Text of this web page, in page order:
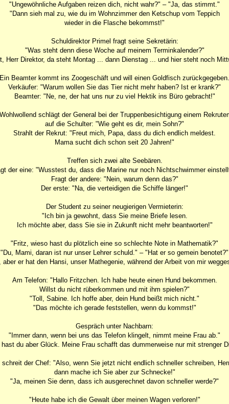
"Ungewöhnliche Aufgaben reizen dich, nicht wahr?" – "Ja, das stimmt."
"Dann sieh mal zu, wie du im Wohnzimmer den Ketschup vom Teppich
wieder in die Flasche bekommst!"
Schuldirektor Primel fragt seine Sekretärin:
"Was steht denn diese Woche auf meinem Terminkalender?"
Herr Direktor, da steht Montag ... dann Dienstag ... und hier steht noch
Ein Beamter kommt ins Zoogeschäft und will einen Goldfisch zurückgegeben.
Verkäufer: "Warum wollen Sie das Tier nicht mehr haben? Ist er krank?"
Beamter: "Ne, ne, der hat uns nur zu viel Hektik ins Büro gebracht!"
schlägt der General bei der Truppenbesichtigung einem
auf die Schulter: "Wie geht es dir, mein Sohn?"
Strahlt der Rekrut: "Freut mich, Papa, dass du dich endlich meldest.
Mama sucht dich schon seit 20 Jahren!"
Treffen sich zwei alte Seebären.
der eine: "Wusstest du, dass die Marine nur noch Nichtschwimmer
Fragt der andere: "Nein, warum denn das?"
Der erste: "Na, die verteidigen die Schiffe länger!"
Der Student zu seiner neugierigen Vermieterin:
"Ich bin ja gewohnt, dass Sie meine Briefe lesen.
Ich möchte aber, dass Sie sie in Zukunft nicht mehr beantworten!"
"Fritz, wieso hast du plötzlich eine so schlechte Note in Mathematik?"
"Du, Mami, daran ist nur unser Lehrer schuld." – "Hat er so gemein benotet?"
aber er hat den Hansi, unser Mathegenie, während der Arbeit von mir
Am Telefon: "Hallo Fritzchen. Ich habe heute einen Hund bekommen.
Willst du nicht rüberkommen und mit ihm spielen?"
"Toll, Sabine. Ich hoffe aber, dein Hund beißt mich nicht."
"Das möchte ich gerade feststellen, wenn du kommst!"
Gespräch unter Nachbarn:
"Immer dann, wenn bei uns das Telefon klingelt, nimmt meine Frau ab."
hast du aber Glück. Meine Frau schafft das dummerweise nur mit strenger
schreit der Chef: "Also, wenn Sie jetzt nicht endlich schneller schreiben,
dann mache ich Sie aber zur Schnecke!"
"Ja, meinen Sie denn, dass ich ausgerechnet davon schneller werde?"
"Heute habe ich die Gewalt über meinen Wagen verloren!"